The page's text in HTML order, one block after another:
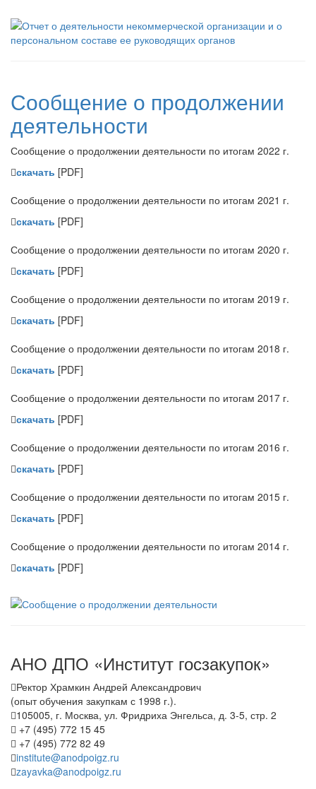
Сообщение о продолжении
деятельности
Сообщение о продолжении деятельности по итогам 2022 г.
скачать [PDF]
Сообщение о продолжении деятельности по итогам 2021 г.
скачать [PDF]
Сообщение о продолжении деятельности по итогам 2020 г.
скачать [PDF]
Сообщение о продолжении деятельности по итогам 2019 г.
скачать [PDF]
Сообщение о продолжении деятельности по итогам 2018 г.
скачать [PDF]
Сообщение о продолжении деятельности по итогам 2017 г.
скачать [PDF]
Сообщение о продолжении деятельности по итогам 2016 г.
скачать [PDF]
Сообщение о продолжении деятельности по итогам 2015 г.
скачать [PDF]
Сообщение о продолжении деятельности по итогам 2014 г.
скачать [PDF]
АНО ДПО «Институт госзакупок»
Ректор Храмкин Андрей Александрович
(опыт обучения закупкам с 1998 г.).
105005, г. Москва, ул. Фридриха Энгельса, д. 3-5, стр. 2
+7 (495) 772 15 45
+7 (495) 772 82 49
institute@anodpoigz.ru
zayavka@anodpoigz.ru